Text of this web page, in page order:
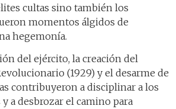
cultas sino también los
momentos álgidos de
hegemonía.
del ejército, la creación del
(1929) y el desarme de
contribuyeron a disciplinar a los
a desbrozar el camino para